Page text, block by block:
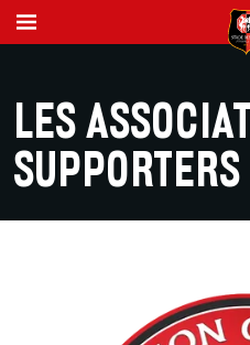
LES
SUPPORTERS